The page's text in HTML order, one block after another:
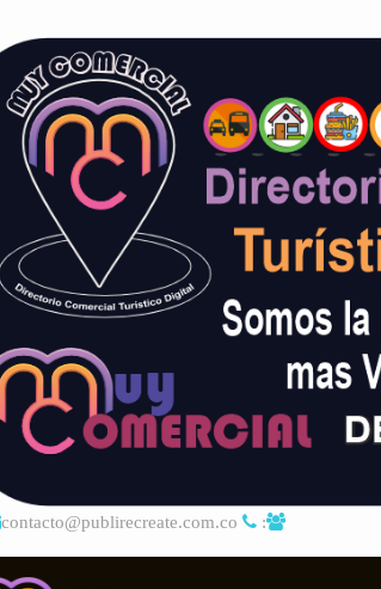
contacto@publirecreate.com.co :